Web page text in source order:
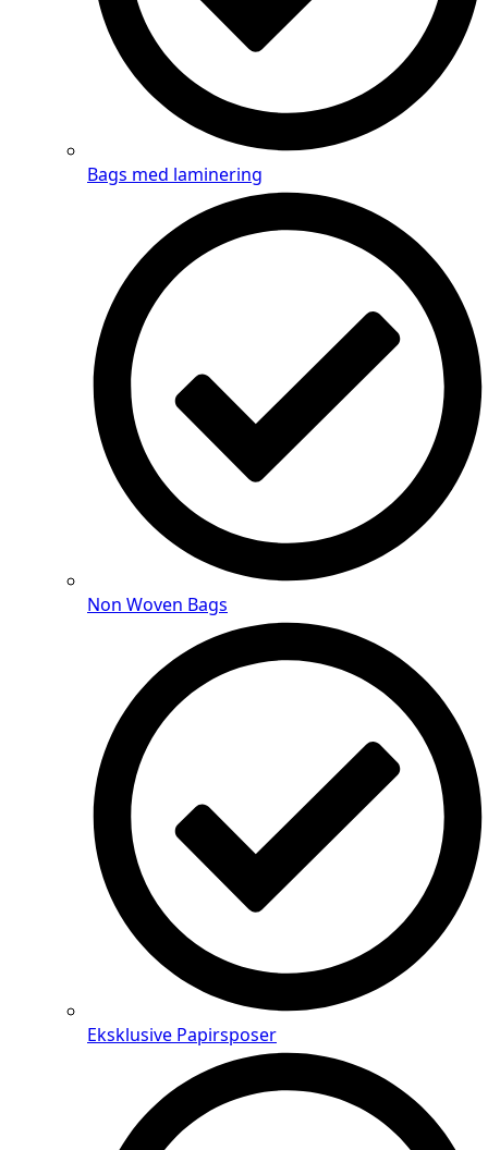
Bags med laminering
Non Woven Bags
Eksklusive Papirsposer